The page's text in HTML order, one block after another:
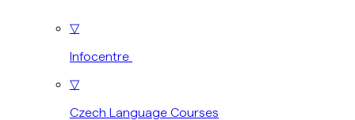
▽
Infocentre
▽
Czech Language Courses